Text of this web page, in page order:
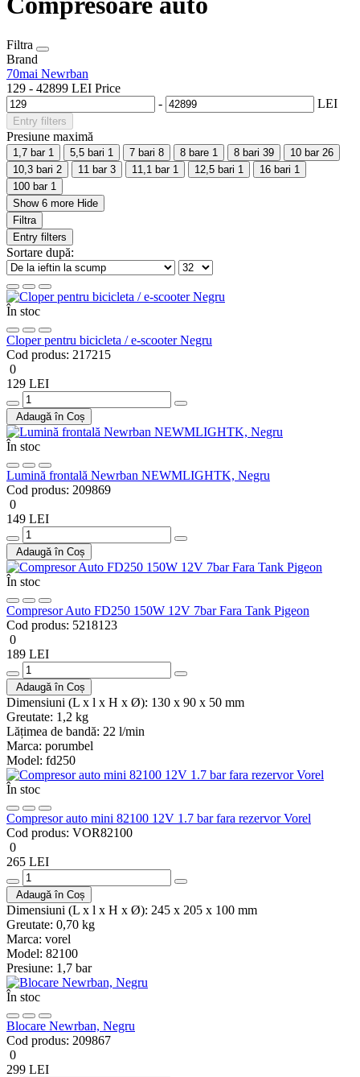
Filtra
Brand
70mai Newrban
129 - 42899 LEI Price
-
LEI
Entry filters
Presiune maximă
1,7 bar 1 5,5 bari 1 7 bari 8 8 bare 1 8 bari 39 10 bar 26
10,3 bari 2 11 bar 3 11,1 bar 1 12,5 bari 1 16 bari 1
100 bar 1
Show 6 more Hide
Filtra
Entry filters
Sortare după:
În stoc
Cloper pentru bicicleta / e-scooter Negru
Cod produs: 217215
0
129 LEI
Adaugă în Coș
În stoc
Lumină frontală Newrban NEWMLIGHTK, Negru
Cod produs: 209869
0
149 LEI
Adaugă în Coș
În stoc
Compresor Auto FD250 150W 12V 7bar Fara Tank Pigeon
Cod produs: 5218123
0
189 LEI
Adaugă în Coș
Dimensiuni (L x l x H x Ø): 130 x 90 x 50 mm
Greutate: 1,2 kg
Lățimea de bandă: 22 l/min
Marca: porumbel
Model: fd250
În stoc
Compresor auto mini 82100 12V 1.7 bar fara rezervor Vorel
Cod produs: VOR82100
0
265 LEI
Adaugă în Coș
Dimensiuni (L x l x H x Ø): 245 x 205 x 100 mm
Greutate: 0,70 kg
Marca: vorel
Model: 82100
Presiune: 1,7 bar
În stoc
Blocare Newrban, Negru
Cod produs: 209867
0
299 LEI